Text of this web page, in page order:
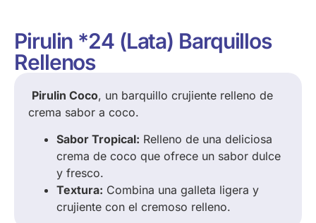
Pirulin *24 (Lata) Barquillos
Rellenos
Pirulin Coco, un barquillo crujiente relleno de
crema sabor a coco.
Sabor Tropical: Relleno de una deliciosa
crema de coco que ofrece un sabor dulce
y fresco.
Textura: Combina una galleta ligera y
crujiente con el cremoso relleno.